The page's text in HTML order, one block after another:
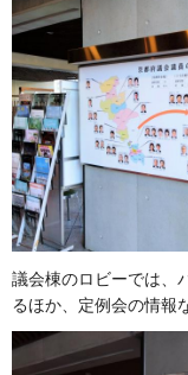
議会棟のロビーでは、
るほか、定例会の情報